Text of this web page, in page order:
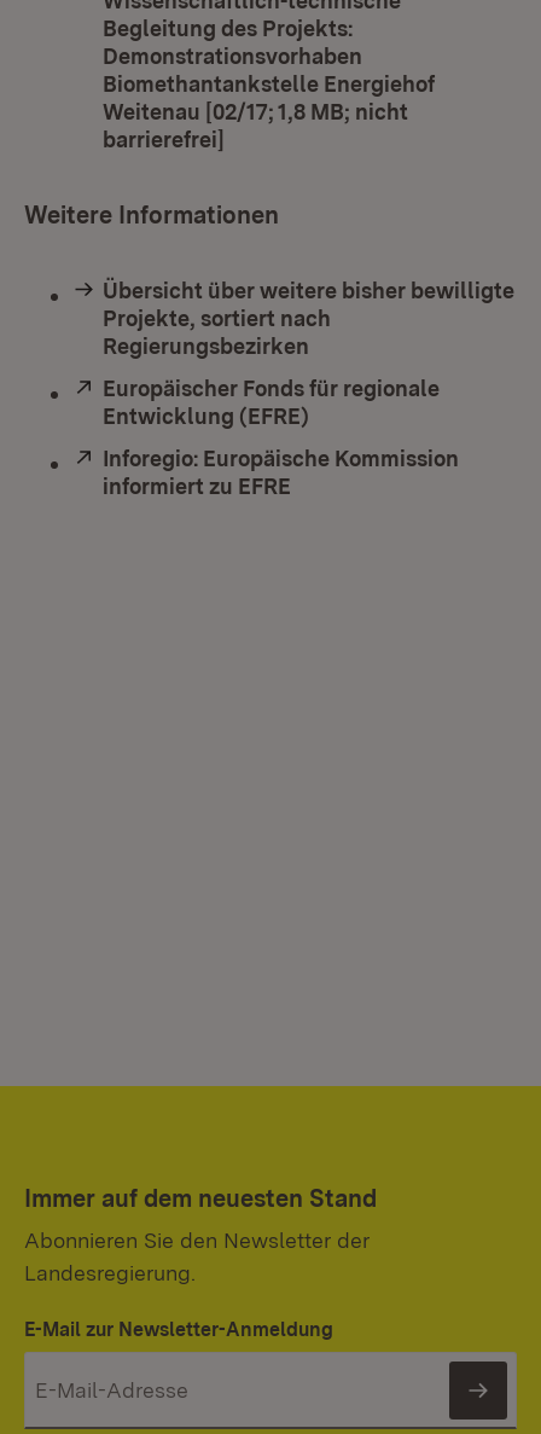
Begleitung des Projekts:
Demonstrationsvorhaben
Biomethantankstelle Energiehof
Weitenau [02/17; 1,8 MB; nicht
barrierefrei]
Weitere Informationen
Übersicht über weitere bisher bewilligte
Projekte, sortiert nach
Regierungsbezirken
Extern:
Europäischer Fonds für regionale
Entwicklung (EFRE)
Extern:
Inforegio: Europäische Kommission
informiert zu EFRE
Immer auf dem neuesten Stand
Abonnieren Sie den Newsletter der
Landesregierung.
E-Mail zur Newsletter-Anmeldung